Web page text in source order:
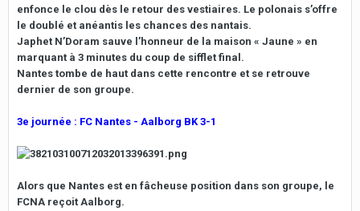
enfonce le clou dès le retour des vestiaires. Le polonais s’offre
le doublé et anéantis les chances des nantais.
Japhet N’Doram sauve l’honneur de la maison « Jaune » en
marquant à 3 minutes du coup de sifflet final.
Nantes tombe de haut dans cette rencontre et se retrouve
dernier de son groupe.
3e journée : FC Nantes - Aalborg BK 3-1
Alors que Nantes est en fâcheuse position dans son groupe, le
FCNA reçoit Aalborg.